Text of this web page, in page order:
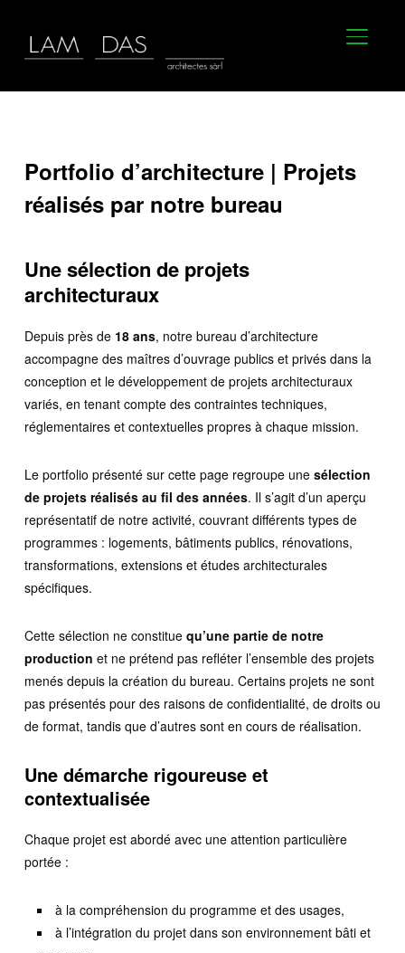
Portfolio d’architecture | Projets
réalisés par notre bureau
Une sélection de projets
architecturaux
Depuis près de 18 ans, notre bureau d’architecture
accompagne des maîtres d’ouvrage publics et privés dans la
conception et le développement de projets architecturaux
variés, en tenant compte des contraintes techniques,
réglementaires et contextuelles propres à chaque mission.
Le portfolio présenté sur cette page regroupe une sélection
de projets réalisés au fil des années. Il s’agit d’un aperçu
représentatif de notre activité, couvrant différents types de
programmes : logements, bâtiments publics, rénovations,
transformations, extensions et études architecturales
spécifiques.
Cette sélection ne constitue qu’une partie de notre
production et ne prétend pas refléter l’ensemble des projets
menés depuis la création du bureau. Certains projets ne sont
pas présentés pour des raisons de confidentialité, de droits ou
de format, tandis que d’autres sont en cours de réalisation.
Une démarche rigoureuse et
contextualisée
Chaque projet est abordé avec une attention particulière
portée :
à la compréhension du programme et des usages,
à l’intégration du projet dans son environnement bâti et